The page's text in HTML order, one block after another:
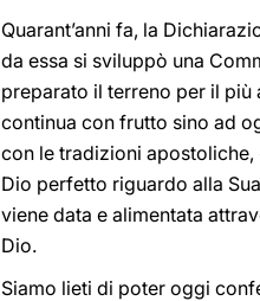
Quarant’anni fa, la
da essa si sviluppò una
preparato il terreno per il più
continua con frutto sino ad
con le tradizioni apostoliche,
Dio perfetto riguardo alla
viene data e alimentata
Dio.
Siamo lieti di poter oggi